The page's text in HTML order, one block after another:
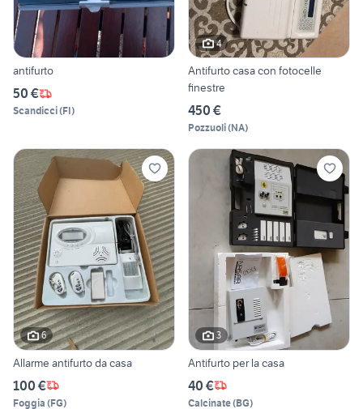
antifurto
50 €
Scandicci(FI)
4
Antifurto casa con fotocelle
finestre
450 €
Pozzuoli(NA)
6
Allarme antifurto da casa
100 €
Foggia (FG)
3
Antifurto per la casa
40 €
Calcinate(BG)